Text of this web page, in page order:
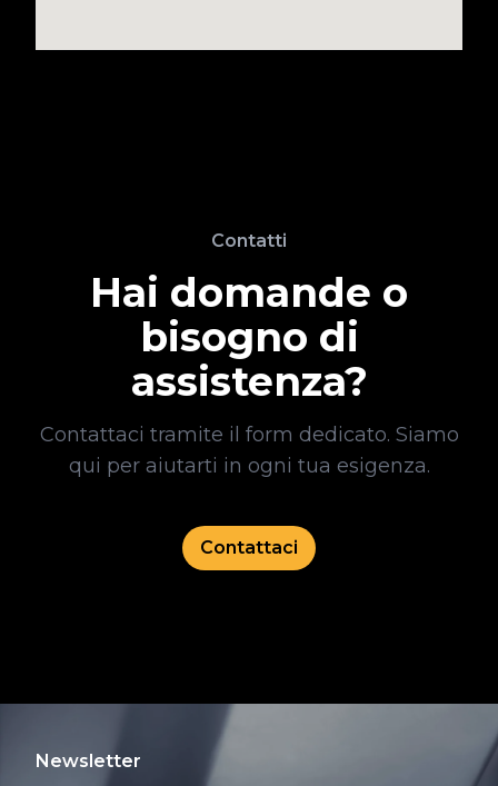
Contatti
Hai domande o
bisogno di
assistenza?
Contattaci tramite il form dedicato. Siamo
qui per aiutarti in ogni tua esigenza.
Contattaci
Newsletter